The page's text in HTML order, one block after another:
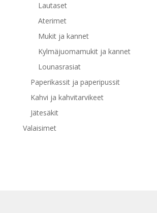
Lautaset
Aterimet
Mukit ja kannet
Kylmäjuomamukit ja kannet
Lounasrasiat
Paperikassit ja paperipussit
Kahvi ja kahvitarvikeet
Jätesäkit
Valaisimet